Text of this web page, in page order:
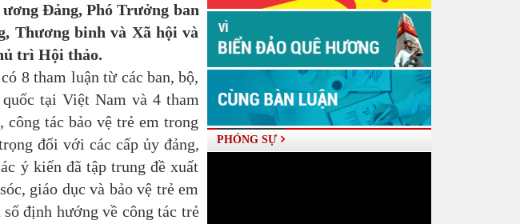
Đảng, Phó Trưởng ban
Thương binh và Xã hội và
trì Hội thảo.
8 tham luận từ các ban, bộ,
tại Việt Nam và 4 tham
tác bảo vệ trẻ em trong
đối với các cấp ủy đảng,
ý kiến đã tập trung đề xuất
giáo dục và bảo vệ trẻ em
định hướng về công tác trẻ
PHÓNG SỰ